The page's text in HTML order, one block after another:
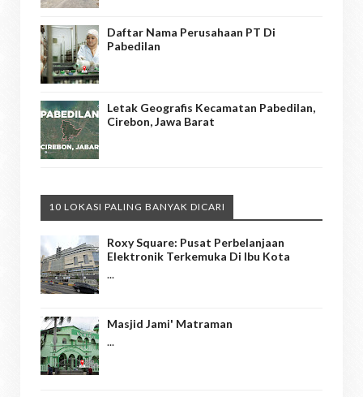
Daftar Nama Perusahaan PT Di
Pabedilan
Letak Geografis Kecamatan Pabedilan,
Cirebon, Jawa Barat
10 LOKASI PALING BANYAK DICARI
Roxy Square: Pusat Perbelanjaan
Elektronik Terkemuka Di Ibu Kota
...
Masjid Jami' Matraman
...